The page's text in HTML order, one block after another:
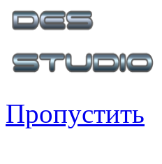
Пропустить